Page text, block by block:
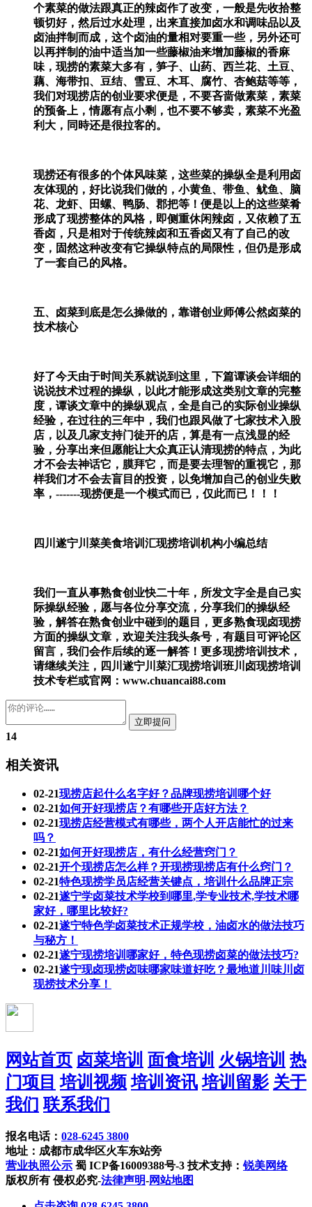
个素菜的做法跟真正的辣卤作了改变，一般是先收拾整
顿切好，然后过水处理，出来直接加卤水和调味品以及
卤油拌制而成，这个卤油的量相对要重一些，另外还可
以再拌制的油中适当加一些藤椒油来增加藤椒的香麻
味，现捞的素菜大多有，笋子、山药、西兰花、土豆、
藕、海带扣、豆结、雪豆、木耳、腐竹、杏鲍菇等等，
我们对现捞店的创业要求便是，不要吝啬做素菜，素菜
的预备上，情愿有点小剩，也不要不够卖，素菜不光盈
利大，同時还是很拉客的。
现捞还有很多的个体风味菜，这些菜的操纵全是利用卤
友体现的，好比说我们做的，小黄鱼、带鱼、鱿鱼、脑
花、龙虾、田螺、鸭肠、郡把等！便是以上的这些菜肴
形成了现捞整体的风格，即侧重休闲辣卤，又依赖了五
香卤，只是相对于传统辣卤和五香卤又有了自己的改
变，固然这种改变有它操纵特点的局限性，但仍是形成
了一套自己的风格。
五、卤菜到底是怎么操做的，靠谱创业师傅公然卤菜的
技术核心
好了今天由于时间关系就说到这里，下篇谭谈会详细的
说说技术过程的操纵，以此才能形成这类别文章的完整
度，谭谈文章中的操纵观点，全是自己的实际创业操纵
经验，在过往的三年中，我们也跟风做了七家技术入股
店，以及几家支持门徒开的店，算是有一点浅显的经
验，分享出来但愿能让大众真正认清现捞的特点，为此
才不会去神话它，膜拜它，而是要去理智的重视它，那
样我们才不会去盲目的投资，以免增加自己的创业失败
率，-------现捞便是一个模式而已，仅此而已！！！
四川遂宁川菜美食培训汇现捞培训机构小编总结
我们一直从事熟食创业快二十年，所发文字全是自己实
际操纵经验，愿与各位分享交流，分享我们的操纵经
验，解答在熟食创业中碰到的题目，更多熟食现卤现捞
方面的操纵文章，欢迎关注我头条号，有题目可评论区
留言，我们会作后续的逐一解答！更多现捞培训技术，
请继续关注，四川遂宁川菜汇现捞培训班川卤现捞培训
技术专栏或官网：www.chuancai88.com
14
相关资讯
02-21现捞店起什么名字好？品牌现捞培训哪个好
02-21如何开好现捞店？有哪些开店好方法？
02-21现捞店经营模式有哪些，两个人开店能忙的过来
吗？
02-21如何开好现捞店，有什么经营窍门？
02-21开个现捞店怎么样？开现捞现捞店有什么窍门？
02-21特色现捞学员店经营关键点，培训什么品牌正宗
02-21遂宁学卤菜技术学校到哪里,学专业技术,学技术哪
家好，哪里比较好?
02-21遂宁特色学卤菜技术正规学校，油卤水的做法技巧
与秘方！
02-21遂宁现捞培训哪家好，特色现捞卤菜的做法技巧?
02-21遂宁现卤现捞卤味哪家味道好吃？最地道川味川卤
现捞技术分享！
网站首页 卤菜培训 面食培训 火锅培训 热
门项目 培训视频 培训资讯 培训留影 关于
我们 联系我们
报名电话： 028-6245 3800
地址：成都市成华区火车东站旁
营业执照公示 蜀 ICP备16009388号-3 技术支持： 锐美网络
版权所有 侵权必究-法律声明-网站地图